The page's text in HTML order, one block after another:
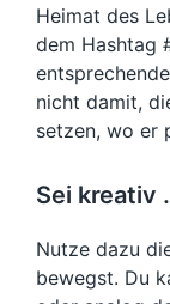
Heimat des
dem Hashtag
nicht damit,
setzen, wo er
Sei kreativ
Nutze dazu
bewegst. Du